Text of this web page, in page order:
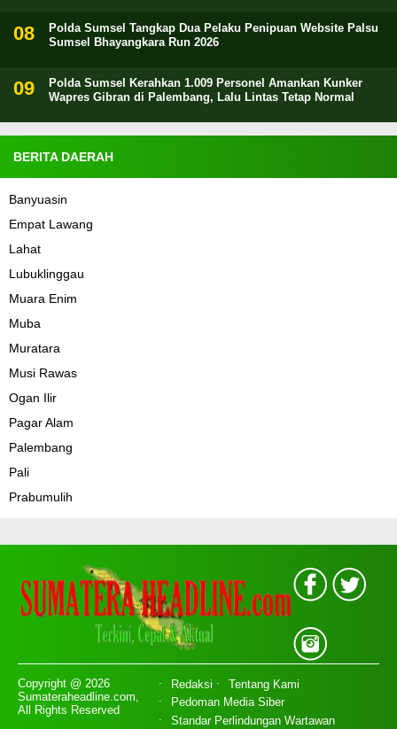
Polda Sumsel Tangkap Dua Pelaku Penipuan Website Palsu
Sumsel Bhayangkara Run 2026
Polda Sumsel Kerahkan 1.009 Personel Amankan Kunker
Wapres Gibran di Palembang, Lalu Lintas Tetap Normal
BERITA DAERAH
Banyuasin
Empat Lawang
Lahat
Lubuklinggau
Muara Enim
Muba
Muratara
Musi Rawas
Ogan Ilir
Pagar Alam
Palembang
Pali
Prabumulih
Copyright @ 2026
Sumateraheadline.com,
All Rights Reserved
Redaksi
Tentang Kami
Pedoman Media Siber
Standar Perlindungan Wartawan